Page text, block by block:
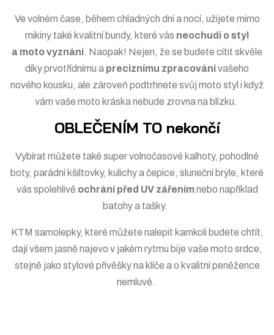
Ve volném čase, během chladných dní a nocí, užijete mimo
mikiny také kvalitní bundy, které vás neochudí o styl
a moto vyznání. Naopak! Nejen, že se budete cítit skvěle
díky prvotřídnímu a preciznímu zpracovánívašeho
nového kousku, ale zároveň podtrhnete svůj moto styl i když
vám vaše moto kráska nebude zrovna na blízku.
OBLEČENÍM TO nekončí
Vybírat můžete také super volnočasové kalhoty, pohodlné
boty, parádní kšiltovky, kulichy a čepice, sluneční brýle, které
vás spolehlivě ochrání před UV zářenímnebo například
batohy a tašky.
KTM samolepky, které můžete nalepit kamkoli budete chtít,
dají všem jasně najevo v jakém rytmu bije vaše moto srdce,
stejně jako stylové přívěšky na klíče a o kvalitnípeněžence
nemluvě.